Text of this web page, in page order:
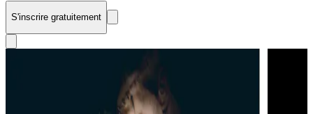
S'inscrire gratuitement